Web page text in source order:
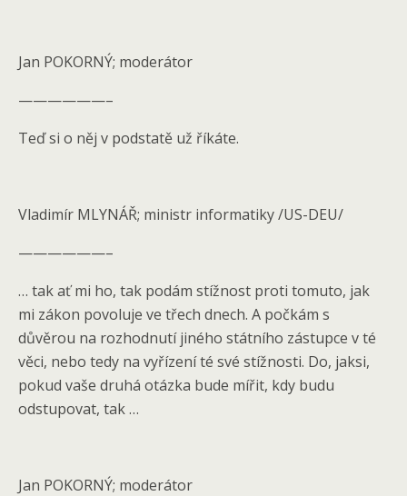
Jan POKORNÝ; moderátor
——————–
Teď si o něj v podstatě už říkáte.
Vladimír MLYNÁŘ; ministr informatiky /US-DEU/
——————–
… tak ať mi ho, tak podám stížnost proti tomuto, jak
mi zákon povoluje ve třech dnech. A počkám s
důvěrou na rozhodnutí jiného státního zástupce v té
věci, nebo tedy na vyřízení té své stížnosti. Do, jaksi,
pokud vaše druhá otázka bude mířit, kdy budu
odstupovat, tak …
Jan POKORNÝ; moderátor